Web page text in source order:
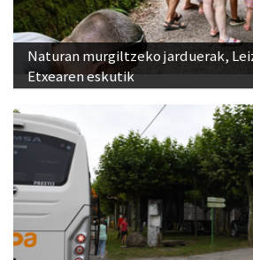
Naturan murgiltzeko jarduerak,
Etxearen eskutik